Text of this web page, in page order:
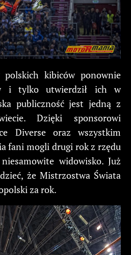
polskich kibiców ponownie
i tylko utwierdził ich w
publiczność jest jedną z
Dzięki sponsorowi
Diverse oraz wszystkim
fani mogli drugi rok z rzędu
widowisko. Już
że Mistrzostwa Świata
za rok.